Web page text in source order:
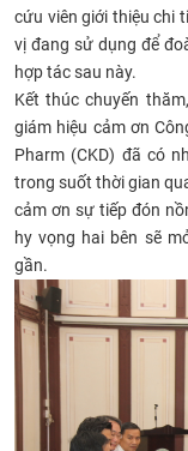
cứu viên giới thiệu chi
vị đang sử dụng để
hợp tác sau này.
Kết thúc chuyến thăm,
giám hiệu cảm ơn
Pharm (CKD) đã có
trong suốt thời gian
cảm ơn sự tiếp đón
hy vọng hai bên sẽ
gần.